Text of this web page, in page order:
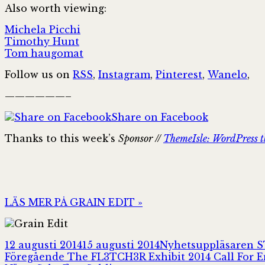
Also worth viewing:
Michela Picchi
Timothy Hunt
Tom haugomat
Follow us on RSS, Instagram, Pinterest, Wanelo,
——————–
Share on Facebook
Thanks to this week’s Sponsor // ThemeIsle: WordPress
LÄS MER PÅ GRAIN EDIT »
Postat
12 augusti 201415 augusti 2014Författare
Nyhetsuppläsaren
Inläggsnavigering
Föregående Föregående
The FL3TCH3R Exhibit 2014 Call For